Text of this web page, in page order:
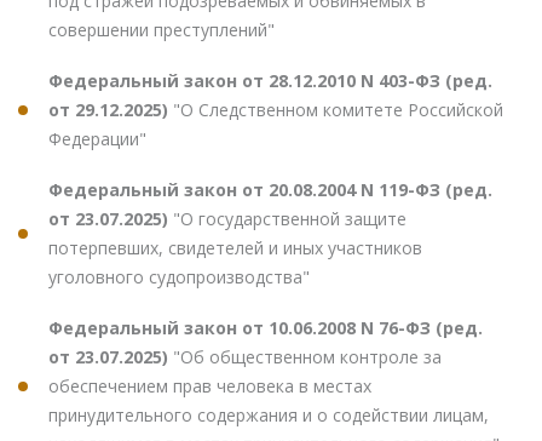
совершении преступлений"
Федеральный закон от 28.12.2010 N 403-ФЗ (ред.
от 29.12.2025) "О Следственном комитете Российской
Федерации"
Федеральный закон от 20.08.2004 N 119-ФЗ (ред.
от 23.07.2025) "О государственной защите
потерпевших, свидетелей и иных участников
уголовного судопроизводства"
Федеральный закон от 10.06.2008 N 76-ФЗ (ред.
от 23.07.2025) "Об общественном контроле за
обеспечением прав человека в местах
принудительного содержания и о содействии лицам,